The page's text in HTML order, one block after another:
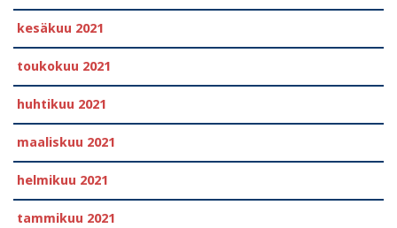
kesäkuu 2021
toukokuu 2021
huhtikuu 2021
maaliskuu 2021
helmikuu 2021
tammikuu 2021